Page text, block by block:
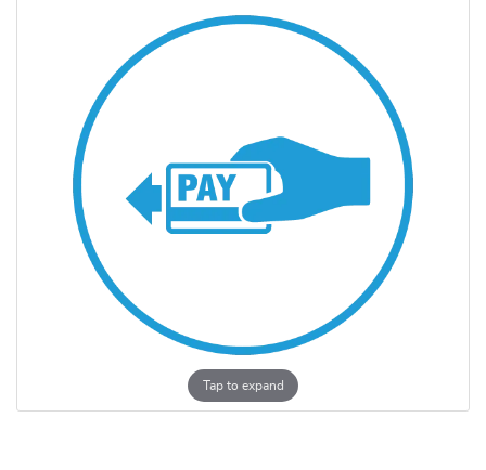
Tap to expand